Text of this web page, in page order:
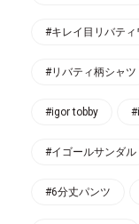
#キレイ目リバティ
#リバティ柄シャツ
#igor tobby
#イゴールサンダル
#6分丈パンツ